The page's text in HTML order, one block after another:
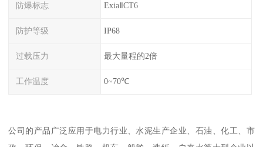
防爆标志 ExiaⅡCT6
防护等级 IP68
过载压力 最大量程的2倍
工作温度 0~70℃
公司的产品广泛应用于电力行业、水泥生产企业、石油、化工、市